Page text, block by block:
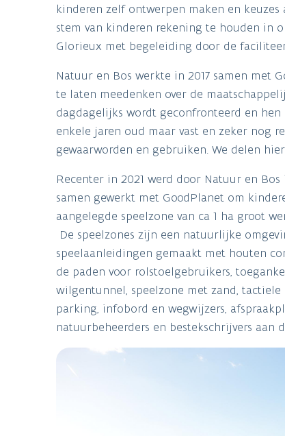
kinderen zelf ontwerpen maken en
stem van kinderen rekening te houden in
Glorieux met begeleiding door de
Natuur en Bos werkte in 2017 samen met
te laten meedenken over de
dagdagelijks wordt geconfronteerd en
enkele jaren oud maar vast en zeker nog
gewaarworden en gebruiken. We delen
Recenter in 2021 werd door Natuur en
samen gewerkt met GoodPlanet om
aangelegde speelzone van ca 1 ha groot
De speelzones zijn een natuurlijke
speelaanleidingen gemaakt met houten
de paden voor rolstoelgebruikers,
wilgentunnel, speelzone met zand,
parking, infobord en wegwijzers,
natuurbeheerders en bestekschrijvers aan